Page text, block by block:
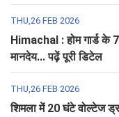
THU,26 FEB 2026
Himachal : होम गार्ड के
मानदेय... पढ़ें पूरी डिटेल
THU,26 FEB 2026
शिमला में 20 घंटे वोल्टेज